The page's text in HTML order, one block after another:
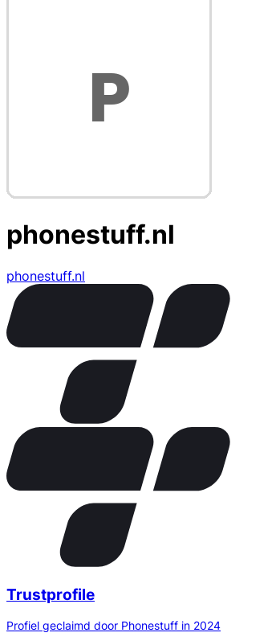
phonestuff.nl
phonestuff.nl
Trustprofile
Profiel geclaimd door Phonestuff in 2024